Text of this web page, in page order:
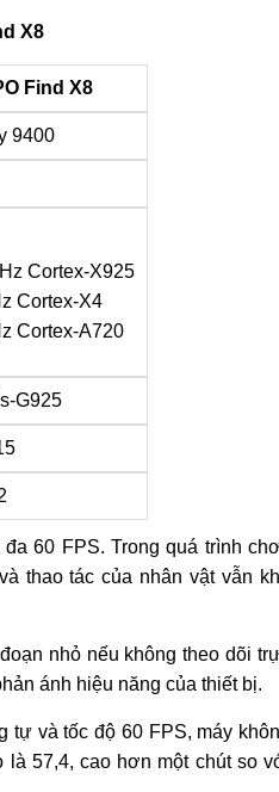
X8
Find X8
9400
Cortex-X925
Cortex-X4
Cortex-A720
G925
60 FPS. Trong quá trình
thao tác của nhân vật vẫn
nhỏ nếu không theo dõi
ánh hiệu năng của thiết bị.
tự và tốc độ 60 FPS, máy
là 57,4, cao hơn một chút so